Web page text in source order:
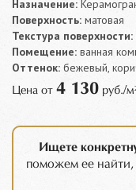
Назначение:
Поверхность: матовая
Текстура поверхности:
Помещение: ванная
Оттенок: бежевый,
Цена от 4 130 руб./
Ищете
поможем ее